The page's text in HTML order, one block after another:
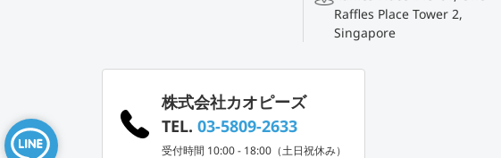
Raffles Place Tower 2,
Singapore
株式会社カオピーズ
TEL. 03-5809-2633
受付時間 10:00 - 18:00（土日祝休み）